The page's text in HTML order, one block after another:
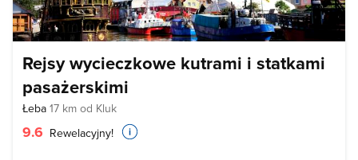
Rejsy wycieczkowe kutrami i statkami
pasażerskimi
Łeba 17 km od Kluk
9.6 Rewelacyjny!